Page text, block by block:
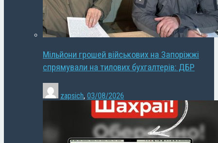
Мільйони грошей військових на Запоріжжі
спрямували на тилових бухгалтерів: ДБР
zapsich, 03/08/2026